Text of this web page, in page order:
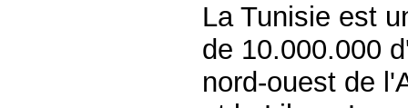
La Tunisie est
de 10.000.000
nord-ouest de